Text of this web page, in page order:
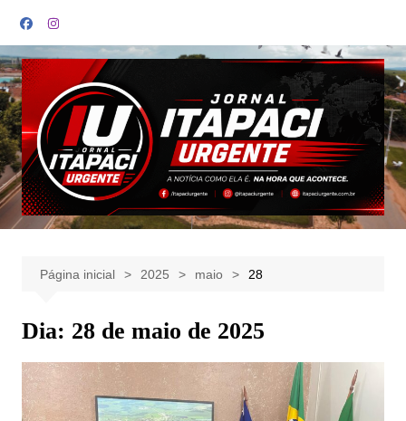
para
o
conteúdo
Página inicial 2025 maio 28
Dia: 28 de maio de 2025